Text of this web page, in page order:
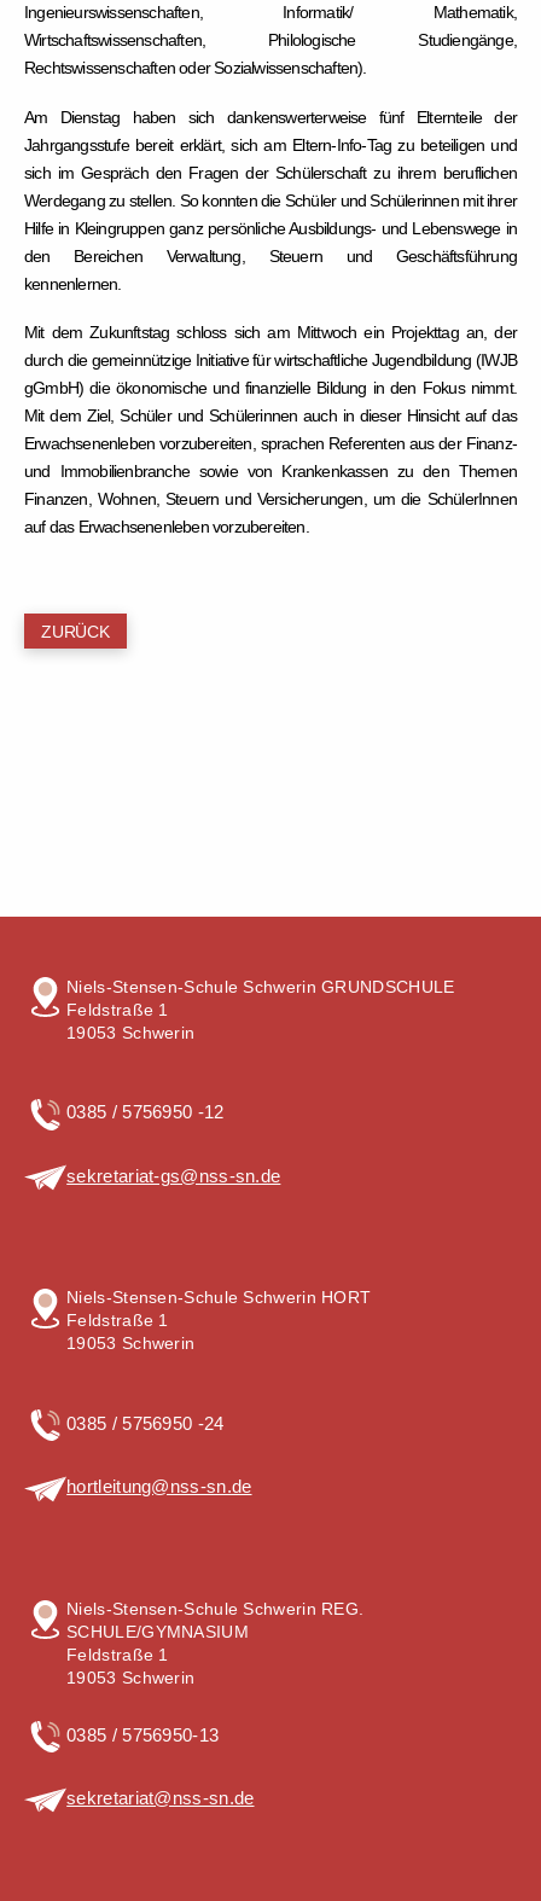
Ingenieurswissenschaften, Informatik/ Mathematik,
Wirtschaftswissenschaften, Philologische Studiengänge,
Rechtswissenschaften oder Sozialwissenschaften).
Am Dienstag haben sich dankenswerterweise fünf Elternteile der
Jahrgangsstufe bereit erklärt, sich am Eltern-Info-Tagzu beteiligen und
sich im Gespräch den Fragen der Schülerschaft zu ihrem beruflichen
Werdegang zu stellen. So konnten die Schüler und Schülerinnen mit ihrer
Hilfe in Kleingruppen ganz persönliche Ausbildungs- und Lebenswege in
den Bereichen Verwaltung, Steuern und Geschäftsführung
kennenlernen.
Mit demZukunftstagschloss sich am Mittwoch ein Projekttag an, der
durch die gemeinnützige Initiative für wirtschaftliche Jugendbildung (IWJB
gGmbH) die ökonomische und finanzielle Bildung in den Fokus nimmt.
Mit dem Ziel, Schüler und Schülerinnen auch in dieser Hinsicht auf das
Erwachsenenleben vorzubereiten, sprachen Referenten aus der Finanz-
und Immobilienbranche sowie von Krankenkassen zu den Themen
Finanzen, Wohnen, Steuern und Versicherungen, um die SchülerInnen
auf das Erwachsenenleben vorzubereiten.
ZURÜCK
Niels-Stensen-Schule Schwerin GRUNDSCHULE
Feldstraße 1
19053 Schwerin
0385 / 5756950 -12
sekretariat-gs@nss-sn.de
Niels-Stensen-Schule Schwerin HORT
Feldstraße 1
19053 Schwerin
0385 / 5756950 -24
hortleitung@nss-sn.de
Niels-Stensen-Schule Schwerin REG.
SCHULE/GYMNASIUM
Feldstraße 1
19053 Schwerin
0385 / 5756950-13
sekretariat@nss-sn.de